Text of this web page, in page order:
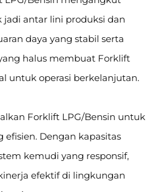
antar lini produksi dan
daya yang stabil serta
halus membuat Forklift
untuk operasi berkelanjutan.
Forklift LPG/Bensin untuk
efisien. Dengan kapasitas
kemudi yang responsif,
efektif di lingkungan